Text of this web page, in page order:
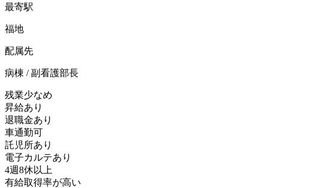
最寄駅
福地
配属先
病棟 / 副看護部長
残業少なめ
昇給あり
退職金あり
車通勤可
託児所あり
電子カルテあり
4週8休以上
有給取得率が高い